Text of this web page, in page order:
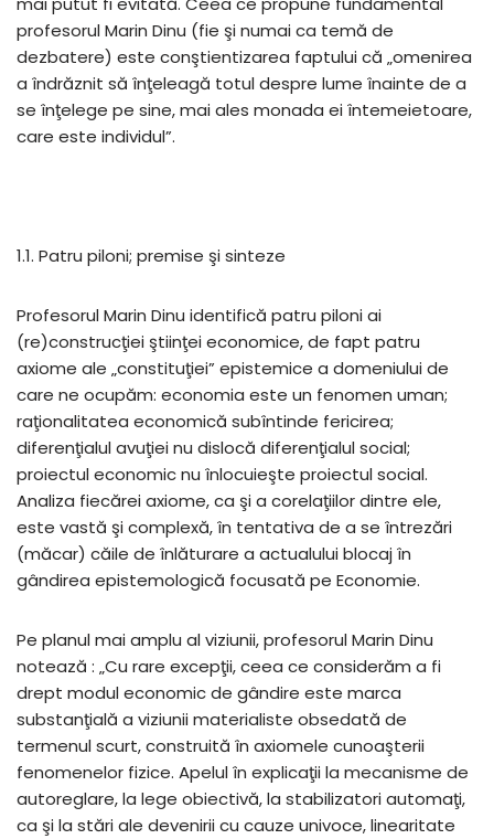
profesorul Marin Dinu (fie şi numai ca temă de
dezbatere) este conştientizarea faptului că „omenirea
a îndrăznit să înţeleagă totul despre lume înainte de a
se înţelege pe sine, mai ales monada ei întemeietoare,
care este individul”.
1.1. Patru piloni; premise şi sinteze
Profesorul Marin Dinu identifică patru piloni ai
(re)construcţiei ştiinţei economice, de fapt patru
axiome ale „constituţiei” epistemice a domeniului de
care ne ocupăm: economia este un fenomen uman;
raţionalitatea economică subîntinde fericirea;
diferenţialul avuţiei nu dislocă diferenţialul social;
proiectul economic nu înlocuieşte proiectul social.
Analiza fiecărei axiome, ca şi a corelaţiilor dintre ele,
este vastă şi complexă, în tentativa de a se întrezări
(măcar) căile de înlăturare a actualului blocaj în
gândirea epistemologică focusată pe Economie.
Pe planul mai amplu al viziunii, profesorul Marin Dinu
notează : „Cu rare excepţii, ceea ce considerăm a fi
drept modul economic de gândire este marca
substanţială a viziunii materialiste obsedată de
termenul scurt, construită în axiomele cunoaşterii
fenomenelor fizice. Apelul în explicaţii la mecanisme de
autoreglare, la lege obiectivă, la stabilizatori automaţi,
ca şi la stări ale devenirii cu cauze univoce, linearitate